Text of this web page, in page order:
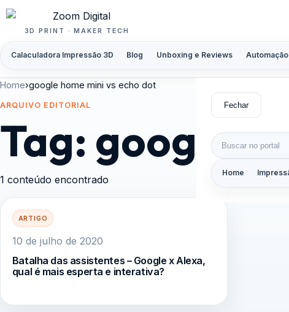
Pular para o conteúdo
3D PRINT · MAKER TECH
Calaculadora Impressão 3D Blog Unboxing e Reviews Automação
Fechar
Buscar por:
Home
Home›google home mini vs echo dot
ARQUIVO EDITORIAL
Tag: google
1 conteúdo encontrado
ARTIGO
10 de julho de 2020
Batalha das assistentes – Google x Alexa,
qual é mais esperta e interativa?